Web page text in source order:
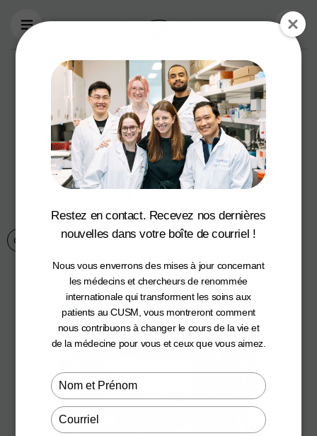
Aller au contenu principal
La Banque Scotia
fait un don de 1,35
million de dollars
pour éradiquer
l’hépatite C à
Montréal
Communiqués de presse 12 mai 2023
Restez en contact. Recevez nos dernières
nouvelles dans votre boîte de courriel !
Nous vous enverrons des mises à jour concernant
les médecins et chercheurs de renommée
internationale qui transforment les soins aux
patients au CUSM, vous montreront comment
nous contribuons à changer le cours de la vie et
de la médecine pour vous et ceux que vous aimez.
Type
your
name
Type
your